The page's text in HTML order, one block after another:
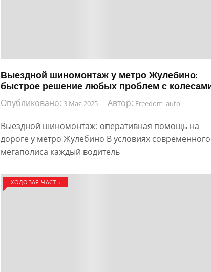
Выездной шиномонтаж у метро Жулебино:
быстрое решение любых проблем с
Опубликовано: 3 Мая 2025 Автор: Freedom_auto
Выездной шиномонтаж: оперативная помощь на
дороге у метро Жулебино В условиях современного
мегаполиса каждый водитель
ХОДОВАЯ ЧАСТЬ